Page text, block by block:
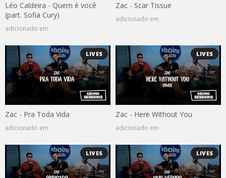
Léo Caldeira - Quem é você
(part. Sofia Cury)
adicionado em
Zac - Scar Tissue
adicionado em
LIVES
Zac - Pra Toda Vida
adicionado em
LIVES
Zac - Here Without You
adicionado em
LIVES LIVES